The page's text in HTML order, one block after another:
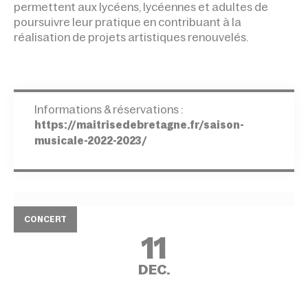
permettent aux lycéens, lycéennes et adultes de
poursuivre leur pratique en contribuant à la
réalisation de projets artistiques renouvelés.
Informations & réservations :
https://maitrisedebretagne.fr/saison-
musicale-2022-2023/
CONCERT
11
DEC.